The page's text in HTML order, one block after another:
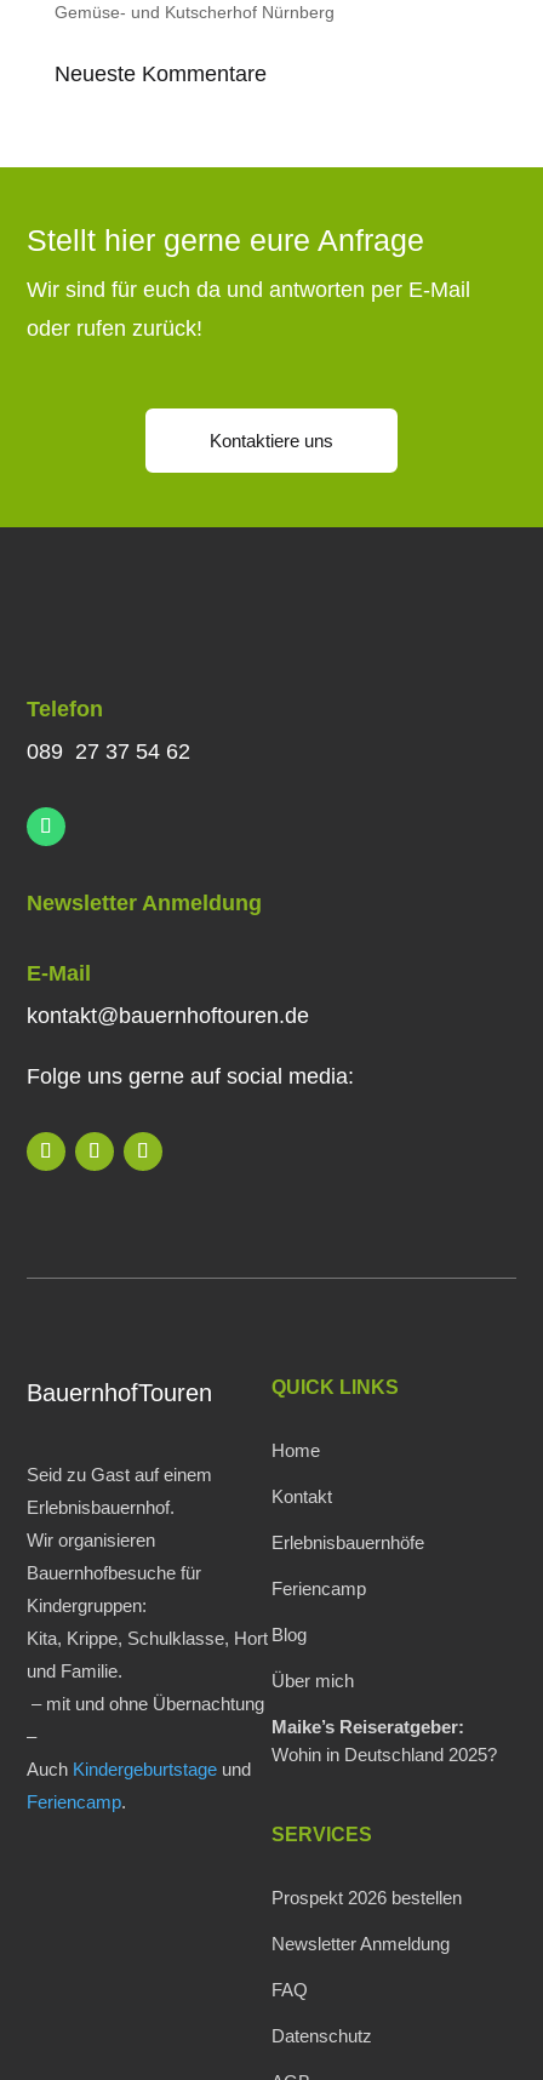
Gemüse- und Kutscherhof Nürnberg
Neueste Kommentare
Stellt hier gerne eure Anfrage
Wir sind für euch da und antworten per E-Mail
oder rufen zurück!
Kontaktiere uns
Telefon
089 27 37 54 62
Newsletter Anmeldung
E-Mail
kontakt@bauernhoftouren.de
Folge uns gerne auf social media:
BauernhofTouren
Seid zu Gast auf einem
Erlebnisbauernhof.
Wir organisieren
Bauernhofbesuche für
Kindergruppen:
Kita, Krippe, Schulklasse, Hort
und Familie.
– mit und ohne Übernachtung
–
Auch Kindergeburtstage und
Feriencamp.
QUICK LINKS
Home
Kontakt
Erlebnisbauernhöfe
Feriencamp
Blog
Über mich
Maike’s Reiseratgeber:
Wohin in Deutschland 2025?
SERVICES
Prospekt 2026 bestellen
Newsletter Anmeldung
FAQ
Datenschutz